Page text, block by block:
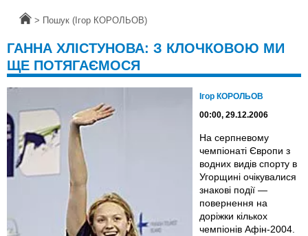
Головна
> Пошук (Ігор КОРОЛЬОВ)
ГАННА ХЛІСТУНОВА: З КЛОЧКОВОЮ МИ
ЩЕ ПОТЯГАЄМОСЯ
Ігор КОРОЛЬОВ
00:00, 29.12.2006
На серпневому
чемпіонаті Європи з
водних видів спорту в
Угорщині очікувалися
знакові події —
повернення на
доріжки кількох
чемпіонів Афін-2004.